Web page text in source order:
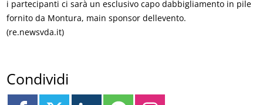
i partecipanti ci sarà un esclusivo capo dabbigliamento in pile
fornito da Montura, main sponsor dellevento.
(re.newsvda.it)
Condividi